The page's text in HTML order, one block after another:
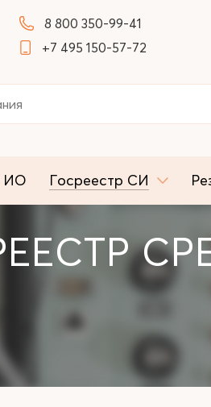
8 800 350-99-41
+7 495 150-57-72
ИО Госреестр СИ